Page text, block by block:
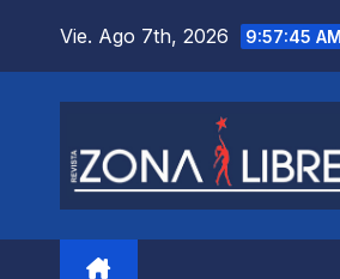
Vie. Ago 7th, 2026 9:57:47 AM